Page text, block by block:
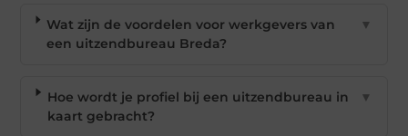
Wat zijn de voordelen voor werkgevers van
een uitzendbureau Breda?
▼
Hoe wordt je profiel bij een uitzendbureau in
kaart gebracht?
▼